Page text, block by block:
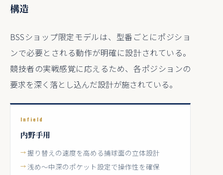
構造
BSSショップ限定モデルは、型番ごとにポジショ
ンで必要とされる動作が明確に設計されている。
競技者の実戦感覚に応えるため、各ポジションの
要求を深く落とし込んだ設計が施されている。
Infield
内野手用
握り替えの速度を高める捕球面の立体設計
浅め〜中深のポケット設定で操作性を確保